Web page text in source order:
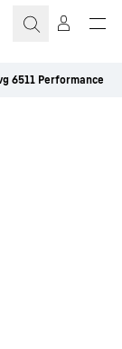
6511 Performance